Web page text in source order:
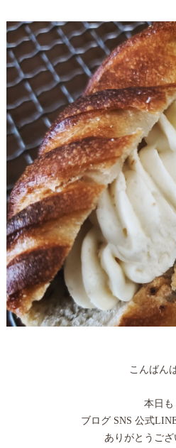
こんばん
本日も
ブログ SNS 公式
ありがとうござ